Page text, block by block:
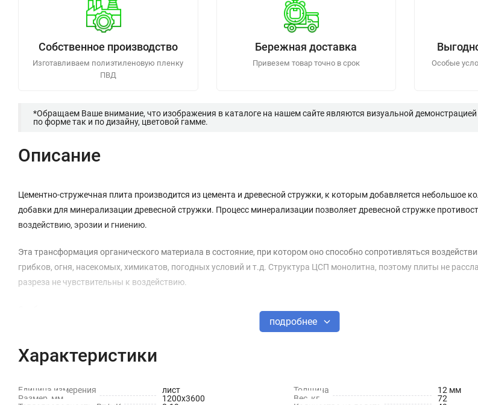
Собственное производство
Изготавливаем полиэтиленовую пленку
ПВД
Бережная доставка
Привезем товар точно в срок Особые
*Обращаем Ваше внимание, что изображения в каталоге на нашем сайте являются визуальной
по форме так и по дизайну, цветовой гамме.
Описание
Цементно-стружечная плита производится из цемента и древесной стружки, к которым добавляется небольшое
добавки для минерализации древесной стружки. Процесс минерализации позволяет древесной стружке
воздействию, эрозии и гниению.
Эта трансформация органического материала в состояние, при котором оно способно сопротивляться
грибков, огня, насекомых, химикатов, погодных условий и т.д. Структура ЦСП монолитна, поэтому плиты не
разреза не чувствительны к воздействию.
Экологически чистый материал. Во всем мире из него строят дома, внутренние перегородки в жилых
Стойкость к биологическим воздействиям: плиты не подвержены гниению, не поражаются грибком,
подробнее
Характеристики
Единица измерения лист Толщина
12 мм
Размер, мм
1200х3600 Вес, кг
72